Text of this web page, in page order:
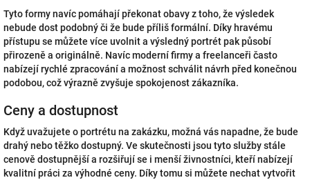
Tyto formy navíc pomáhají překonat obavy z toho, že výsledek
nebude dost podobný či že bude příliš formální. Díky hravému
přístupu se můžete více uvolnit a výsledný portrét pak působí
přirozeně a originálně. Navíc moderní firmy a freelanceři často
nabízejí rychlé zpracování a možnost schválit návrh před konečnou
podobou, což výrazně zvyšuje spokojenost zákazníka.
Ceny a dostupnost
Když uvažujete o portrétu na zakázku, možná vás napadne, že bude
drahý nebo těžko dostupný. Ve skutečnosti jsou tyto služby stále
cenově dostupnější a rozšiřují se i menší živnostníci, kteří nabízejí
kvalitní práci za výhodné ceny. Díky tomu si můžete nechat vytvořit